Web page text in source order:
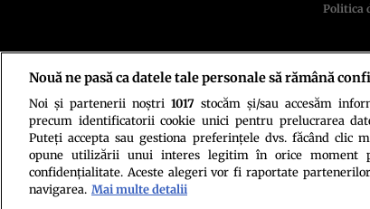
Politica
Citarea se poate face în limita a 250 de semne. Nici o
Nouă ne pasă ca datele tale personale să rămână
Noi și partenerii noștri 1017stocăm și/sau accesăm
precum identificatorii cookie unici pentru prelucrarea
Puteți accepta sau gestiona preferințele dvs. făcând clic
opune utilizării unui interes legitim în orice moment
confidențialitate. Aceste alegeri vor fi raportate
navigarea. Mai multe detalii